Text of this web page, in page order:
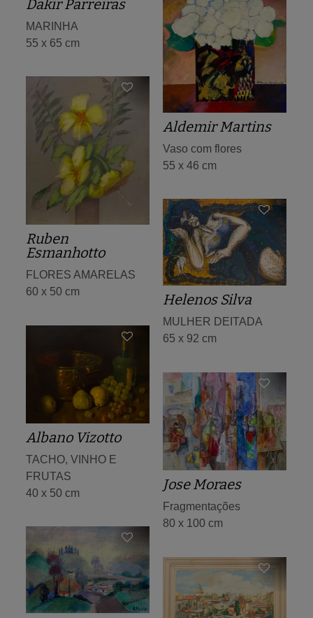
Dakir Parreiras
MARINHA
55 x 65 cm
Aldemir Martins
Vaso com flores
55 x 46 cm
Ruben
Esmanhotto
FLORES AMARELAS
60 x 50 cm
Helenos Silva
MULHER DEITADA
65 x 92 cm
Albano Vizotto
TACHO, VINHO E
FRUTAS
40 x 50 cm
Jose Moraes
Fragmentações
80 x 100 cm